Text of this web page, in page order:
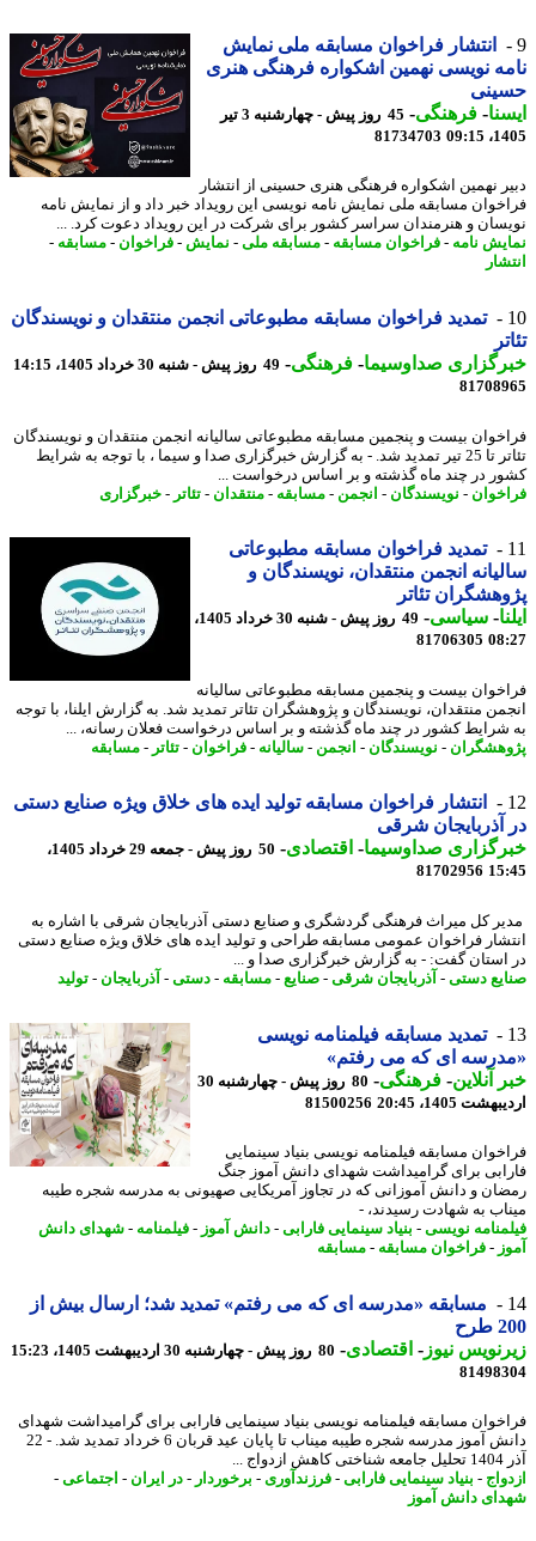
انتشار فراخوان مسابقه ملی نمایش
نویسی نهمین اشکواره فرهنگی هنری
-فرهنگی-
45 روز پیش - چهارشنبه 3 تیر
81734703
نهمین اشکواره فرهنگی هنری حسینی از انتشار
مسابقه ملی نمایش نامه نویسی این رویداد خبر داد و از نمایش نامه
و هنرمندان سراسر کشور برای شرکت در این رویداد دعوت کرد. ...
نامه -فراخوان مسابقه-مسابقه ملی -نمایش-فراخوان- مسابقه-
تمدید فراخوان مسابقه مطبوعاتی انجمن منتقدان و نویسندگان
صداوسیما-فرهنگی-49 روز پیش - شنبه 30 خرداد 1405، 14:15
بیست و پنجمین مسابقه مطبوعاتی سالیانه انجمن منتقدان و نویسندگان
تئاتر تا 25 تیر تمدید شد. - به گزارش خبرگزاری صدا و سیما ، با توجه به شرایط
در چند ماه گذشته و بر اساس درخواست ...
- نویسندگان-انجمن-مسابقه-منتقدان- تئاتر -خبرگزاری
تمدید فراخوان مسابقه مطبوعاتی
انجمن منتقدان، نویسندگان و
تئاتر
-سیاسی-
49 روز پیش - شنبه 30 خرداد 1405،
81706305
بیست و پنجمین مسابقه مطبوعاتی سالیانه
منتقدان، نویسندگان و پژوهشگران تئاتر تمدید شد. به گزارش ایلنا، با توجه
کشور در چند ماه گذشته و بر اساس درخواست فعلان رسانه، ...
- نویسندگان-انجمن-سالیانه-فراخوان- تئاتر -مسابقه
انتشار فراخوان مسابقه تولید ایده های خلاق ویژه صنایع دستی
آذربایجان شرقی
صداوسیما-اقتصادی-
50 روز پیش - جمعه 29 خرداد 1405،
81702956
کل میراث فرهنگی گردشگری و صنایع دستی آذربایجان شرقی با اشاره به
فراخوان عمومی مسابقه طراحی و تولید ایده های خلاق ویژه صنایع دستی
گفت: - به گزارش خبرگزاری صدا و ...
دستی-آذربایجان شرقی-صنایع-مسابقه-دستی-آذربایجان-تولید
تمدید مسابقه فیلمنامه نویسی
ای که می رفتم»
آنلاین-فرهنگی-
80 روز پیش - چهارشنبه 30
1405، 20:45
81500256
مسابقه فیلمنامه نویسی بنیاد سینمایی
برای گرامیداشت شهدای دانش آموز جنگ
و دانش آموزانی که در تجاوز آمریکایی صهیونی به مدرسه شجره طیبه
به شهادت رسیدند، -
نویسی-بنیاد سینمایی فارابی- دانش آموز -فیلمنامه-شهدای دانش
-فراخوان مسابقه-مسابقه
مسابقه «مدرسه ای که می رفتم» تمدید شد؛ ارسال بیش از
نیوز-اقتصادی-80 روز پیش - چهارشنبه 30 اردیبهشت 1405، 15:23
مسابقه فیلمنامه نویسی بنیاد سینمایی فارابی برای گرامیداشت شهدای
دانش آموز مدرسه شجره طیبه میناب تا پایان عید قربان 6 خرداد تمدید شد. - 22
-بنیاد سینمایی فارابی- فرزندآوری - برخوردار-در ایران - اجتماعی-
دانش آموز